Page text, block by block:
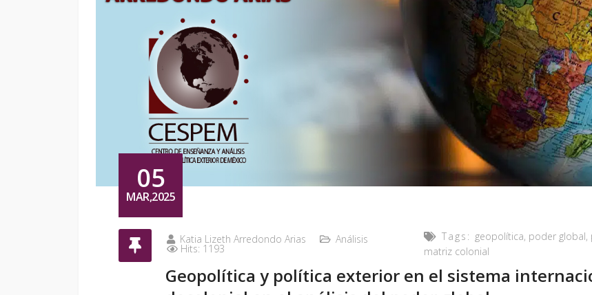
05
MAR,2025
Katia Lizeth Arredondo Arias Análisis
Hits: 1193
Tags: geopolítica, poder global,
matriz colonial
Geopolítica y política exterior en el sistema